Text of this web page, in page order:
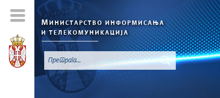
МИНИСТАРСТВО ИНФОРМИСАЊА
И ТЕЛЕКОМУНИКАЦИЈА